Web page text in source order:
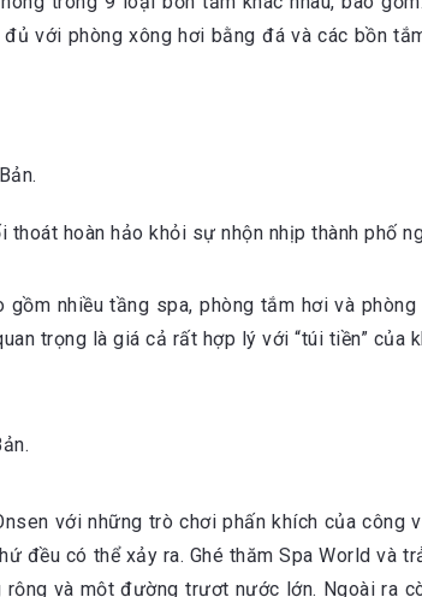
với phòng xông hơi bằng đá và các bồn
hoàn hảo khỏi sự nhộn nhịp thành phố
nhiều tầng spa, phòng tắm hơi và
trọng là giá cả rất hợp lý với “túi tiền” của
với những trò chơi phấn khích của
đều có thể xảy ra. Ghé thăm Spa World
và một đường trượt nước lớn. Ngoài ra